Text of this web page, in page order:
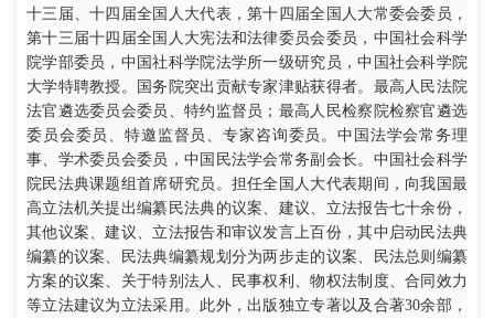
十三届、十四届全国人大代表，第十四届全国人大常委会委员，
第十三届十四届全国人大宪法和法律委员会委员，中国社会科学
院学部委员，中国社科学院法学所一级研究员，中国社会科学院
大学特聘教授。国务院突出贡献专家津贴获得者。最高人民法院
法官遴选委员会委员、特约监督员；最高人民检察院检察官遴选
委员会委员、特邀监督员、专家咨询委员。中国法学会常务理
事、学术委员会委员，中国民法学会常务副会长。中国社会科学
院民法典课题组首席研究员。担任全国人大代表期间，向我国最
高立法机关提出编纂民法典的议案、建议、立法报告七十余份，
其他议案、建议、立法报告和审议发言上百份，其中启动民法典
编纂的议案、民法典编纂规划分为两步走的议案、民法总则编纂
方案的议案、关于特别法人、民事权利、物权法制度、合同效力
等立法建议为立法采用。此外，出版独立专著以及合著30余部，